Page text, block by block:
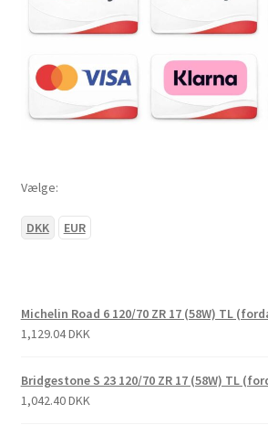
Vælge:
DKK EUR
Michelin Road 6 120/70 ZR 17 (58W) TL
1,129.04 DKK
Bridgestone S 23 120/70 ZR 17 (58W) TL
1,042.40 DKK